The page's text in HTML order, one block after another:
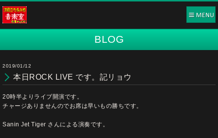
BLOG
2019/01/12
本日ROCK LIVE です。記リョウ
20時半よりライブ開演です。
チャージありませんのでお席は早いもの勝ちです。
Sanin Jet Tiger さんによる演奏です。